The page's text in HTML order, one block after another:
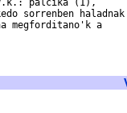
palcika (1),
sorrenben haladnak
megforditano'k a